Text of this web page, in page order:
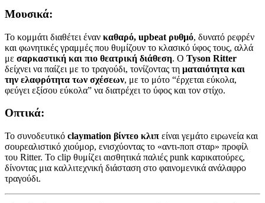
Μουσικά:
Το κομμάτι διαθέτει έναν καθαρό, upbeat ρυθμό, δυνατό ρεφρέν
και φωνητικές γραμμές που θυμίζουν το κλασικό ύφος τους, αλλά
με σαρκαστική και πιο θεατρική διάθεση. Ο Tyson Ritter
δείχνει να παίζει με το τραγούδι, τονίζοντας τη ματαιότητα και
την ελαφρότητα των σχέσεων, με το μότο “έρχεται εύκολα,
φεύγει εξίσου εύκολα” να διατρέχει το ύφος και τον στίχο.
Οπτικά:
Το συνοδευτικό claymation βίντεο κλιπ είναι γεμάτο ειρωνεία και
σουρεαλιστικό χιούμορ, ενισχύοντας το «αντι-ποπ σταρ» προφίλ
του Ritter. Το clip θυμίζει αισθητικά παλιές punk καρικατούρες,
δίνοντας μια καλλιτεχνική διάσταση στο φαινομενικά ανάλαφρο
τραγούδι.